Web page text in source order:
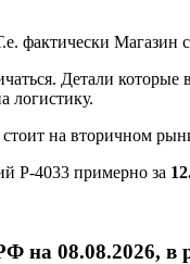
фактически Магазин
Детали
логистику.
на вторичном
Р-4033 примерно за
на 08.08.2026, в